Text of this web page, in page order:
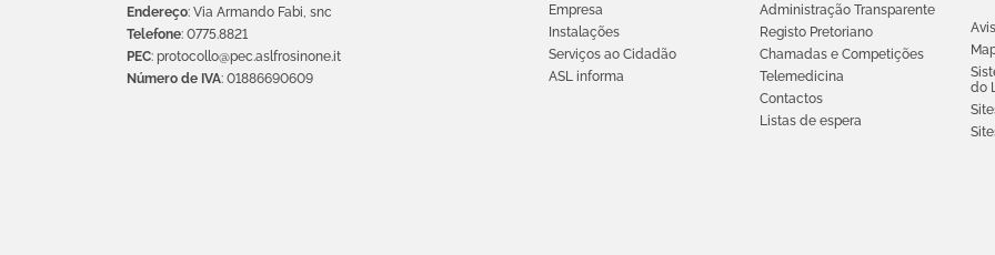
Endereço: Via Armando Fabi, snc
Telefone: 0775.8821
PEC: protocollo@pec.aslfrosinone.it
Número de IVA: 01886690609
Empresa
Instalações
Serviços ao Cidadão
ASL informa
Administração Transparente
Registo Pretoriano
Chamadas e Competições
Telemedicina
Contactos
Listas de espera
do